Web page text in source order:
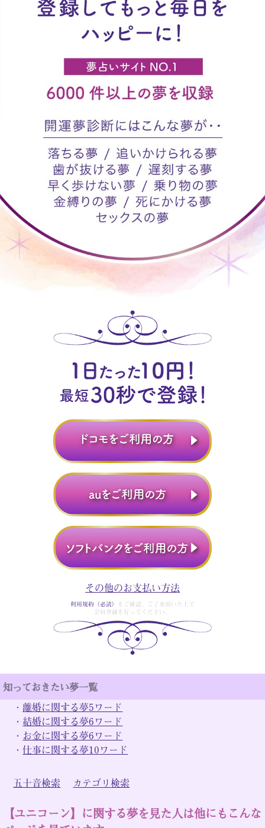
その他のお支払い方法
利用規約（必読）
をご確認、ご了承頂いた上で
会員登録を行ってください。
知っておきたい夢一覧
・ 離婚に関する夢5ワード
・ 結婚に関する夢6ワード
・ お金に関する夢6ワード
・仕事に関する夢10ワード
五十音検索 カテゴリ検索
【ユニコーン】に関する夢を見た人は他にもこんな